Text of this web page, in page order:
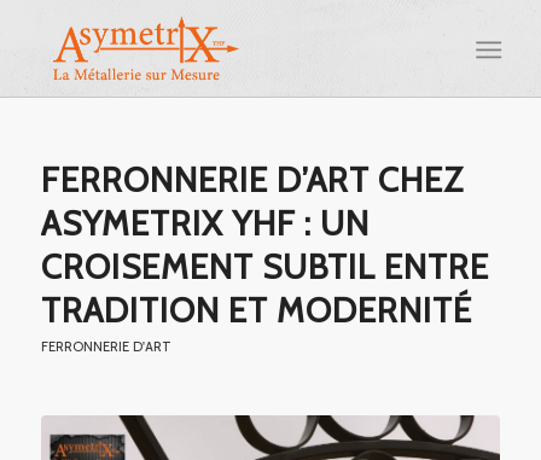
FERRONNERIE D’ART CHEZ
ASYMETRIX YHF : UN
CROISEMENT SUBTIL ENTRE
TRADITION ET MODERNITÉ
FERRONNERIE D'ART